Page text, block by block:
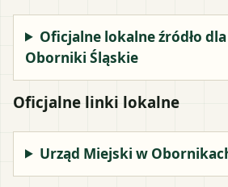
Oficjalne lokalne źródło
Oborniki Śląskie
Oficjalne linki lokalne
Urząd Miejski w